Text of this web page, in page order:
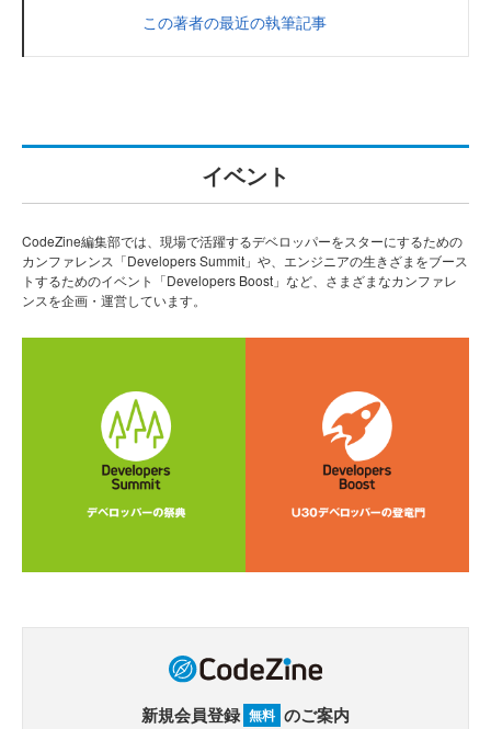
この著者の最近の執筆記事
イベント
CodeZine編集部では、現場で活躍するデベロッパーをスターにするための
カンファレンス「Developers Summit」や、エンジニアの生きざまをブース
トするためのイベント「Developers Boost」など、さまざまなカンファレ
ンスを企画・運営しています。
新規会員登録 無料 のご案内